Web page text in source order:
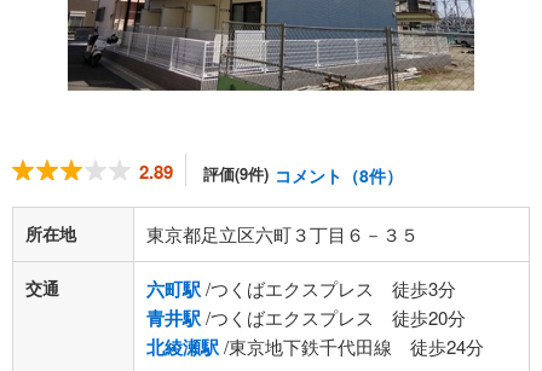
2.89 評価(9件) コメント（8件）
所在地 東京都足立区六町３丁目６－３５
交通 六町駅/つくばエクスプレス 徒歩3分
青井駅/つくばエクスプレス 徒歩20分
北綾瀬駅/東京地下鉄千代田線 徒歩24分